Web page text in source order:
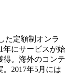
た定額制オンラ
年にサービスが始
得。海外のコンテ
2017年5月には